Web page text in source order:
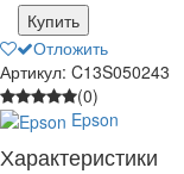
Купить
Отложить
Артикул: C13S050243
(0)
Epson
Характеристики